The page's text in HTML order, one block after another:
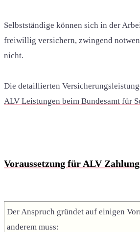
Selbstständige können sich in der
freiwillig versichern, zwingend
nicht.
Die detaillierten
ALV Leistungen beim Bundesamt für
Voraussetzung für ALV
Der Anspruch gründet auf einigen
anderem muss: